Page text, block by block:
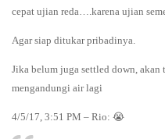
cepat ujian reda….karena ujian
Agar siap ditukar pribadinya.
Jika belum juga settled down, akan
mengandungi air lagi
4/5/17, 3:51 PM – Rio: 😭